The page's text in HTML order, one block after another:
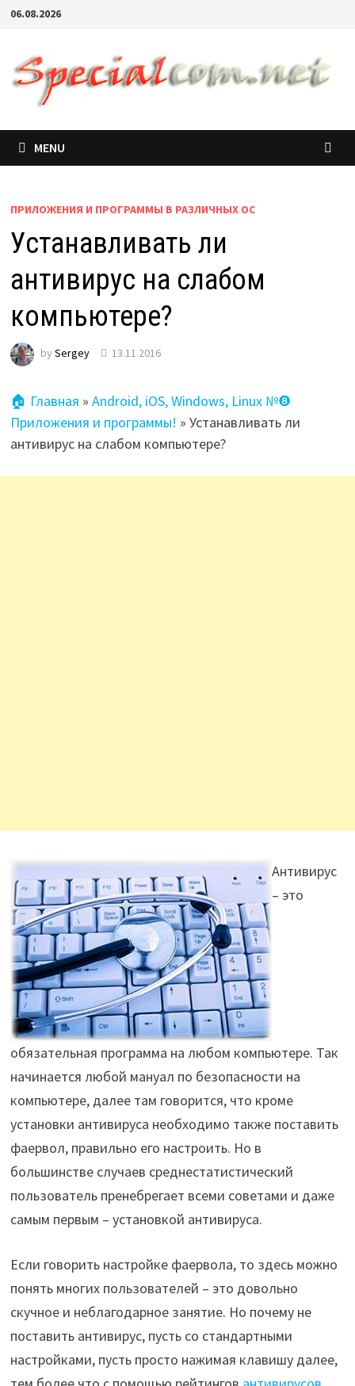
06.08.2026
MENU
ПРИЛОЖЕНИЯ И ПРОГРАММЫ В РАЗЛИЧНЫХ ОС
Устанавливать ли
антивирус на слабом
компьютере?
by Sergey 13.11.2016
🏠 Главная » Android, iOS, Windows, Linux №❽
Приложения и программы! » Устанавливать ли
антивирус на слабом компьютере?
Антивирус
– это
обязательная программа на любом компьютере. Так
начинается любой мануал по безопасности на
компьютере, далее там говорится, что кроме
установки антивируса необходимо также поставить
фаервол, правильно его настроить. Но в
большинстве случаев среднестатистический
пользователь пренебрегает всеми советами и даже
самым первым – установкой антивируса.
Если говорить настройке фаервола, то здесь можно
понять многих пользователей – это довольно
скучное и неблагодарное занятие. Но почему не
поставить антивирус, пусть со стандартными
настройками, пусть просто нажимая клавишу далее,